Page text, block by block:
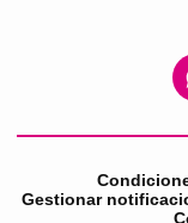
Gestionar